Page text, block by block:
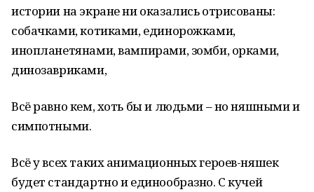
истории на экране ни оказались отрисованы:
собачками, котиками, единорожками,
инопланетянами, вампирами, зомби, орками,
динозавриками,
Всё равно кем, хоть бы и людьми – но няшными и
симпотными.
Всё у всех таких анимационных героев-няшек
будет стандартно и единообразно. С кучей